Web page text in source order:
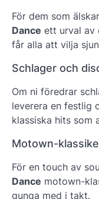
För dem som
Dance ett urval av
får alla att vilja
Schlager och
Om ni föredrar
leverera en festlig
klassiska hits som
Motown-
För en touch av
Dance motown-
gunga med i takt.